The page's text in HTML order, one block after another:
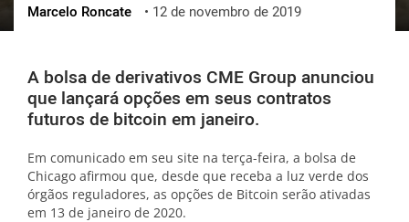
ქართული
vietnamese
Marcelo Roncate • 12 de novembro de 2019
A bolsa de derivativos CME Group anunciou
que lançará opções em seus contratos
futuros de bitcoin em janeiro.
Em comunicado em seu site na terça-feira, a bolsa de
Chicago afirmou que, desde que receba a luz verde dos
órgãos reguladores, as opções de Bitcoin serão ativadas
em 13 de janeiro de 2020.